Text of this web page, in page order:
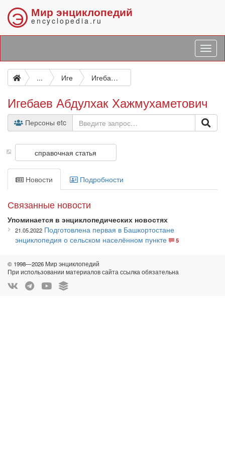
Э Мир энциклопедий
encyclopedia.ru
... Иге Игебаев Абдулхак Хажмухаметович
Игебаев Абдулхак Хажмухаметович
Персоны etc
справочная статья
Новости Подробности
Связанные новости
Упоминается в энциклопедических новостях
21.05.2022 Подготовлена первая в Башкортостане
энциклопедия о сельском населённом пункте
5
© 1998—2026 Мир энциклопедий
При использовании материалов сайта ссылка обязательна